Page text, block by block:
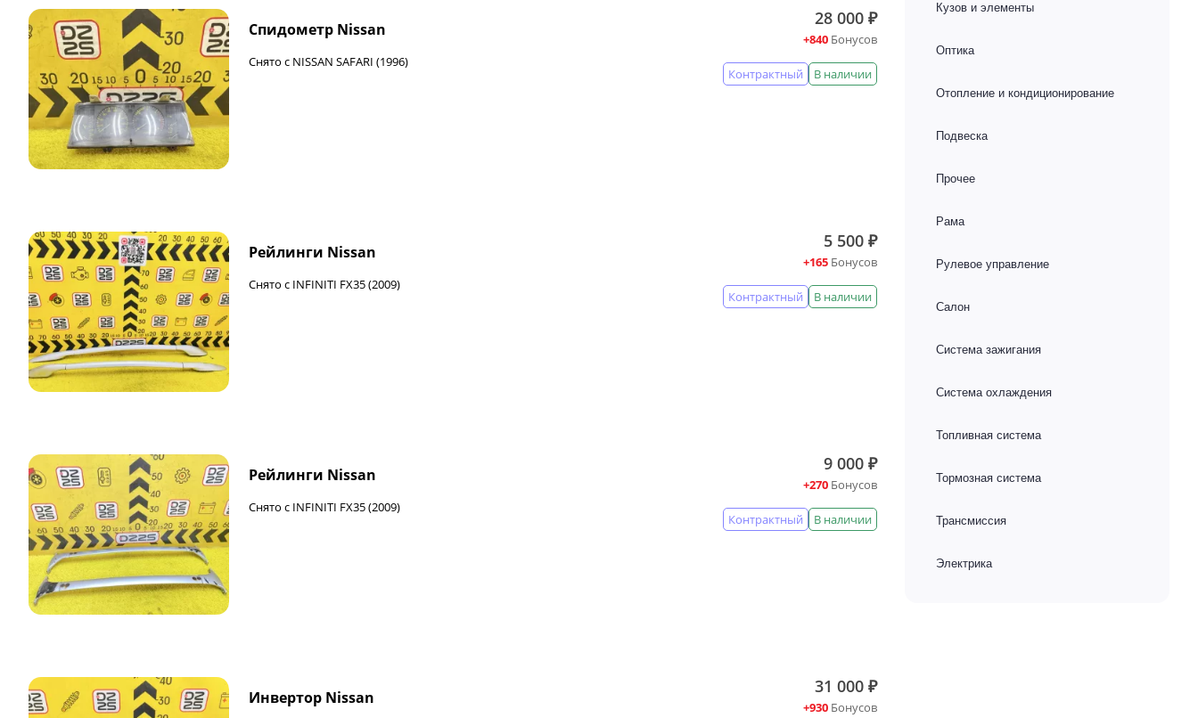
Спидометр Nissan
Снято с NISSAN SAFARI (1996)
28 000 ₽
+840Бонусов
В наличии
Контрактный
Рейлинги Nissan
Снято с INFINITI FX35 (2009)
5 500 ₽
+165Бонусов
В наличии
Контрактный
Рейлинги Nissan
Снято с INFINITI FX35 (2009)
9 000 ₽
+270Бонусов
В наличии
Контрактный
Инвертор Nissan
31 000 ₽
+930Бонусов
Кузов и элементы
Оптика
Отопление и кондиционирование
Подвеска
Прочее
Рама
Рулевое управление
Салон
Система зажигания
Система охлаждения
Топливная система
Тормозная система
Трансмиссия
Электрика